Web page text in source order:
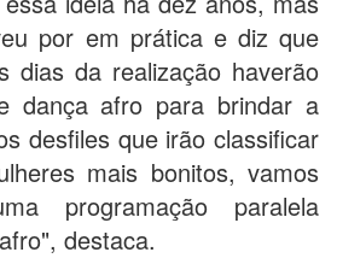
por em prática e diz que
dias da realização haverão
dança afro para brindar a
desfiles que irão classificar
mais bonitos, vamos
programação paralela
destaca.